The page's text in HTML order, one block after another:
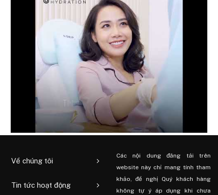
Về chúng tôi
Tin tức hoạt động
Các nội dung đăng tải trên
website này chỉ mang tính tham
khảo, đề nghị Quý khách hàng
không tự ý áp dụng khi chưa